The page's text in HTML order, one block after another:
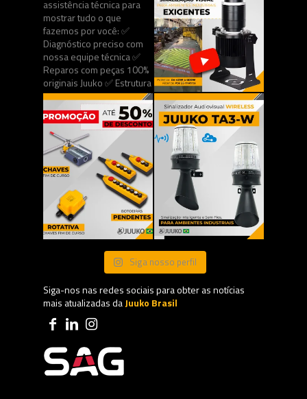
Siga nosso perfil
Siga-nos nas redes sociais para obter as notícias
mais atualizadas daJuuko Brasil